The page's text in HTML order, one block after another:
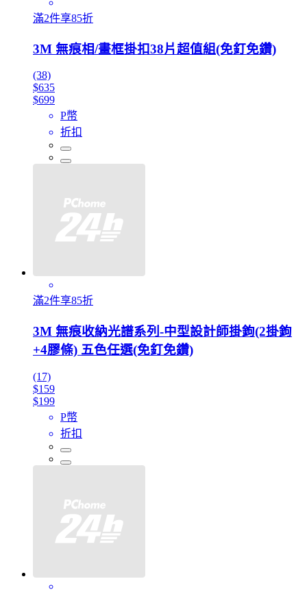
滿2件享85折
3M 無痕相/畫框掛扣38片超值組(免釘免鑽)
(38)
$635
$699
P幣
折扣
滿2件享85折
3M 無痕收納光譜系列-中型設計師掛鉤(2掛鉤
+4膠條) 五色任選(免釘免鑽)
(17)
$159
$199
P幣
折扣